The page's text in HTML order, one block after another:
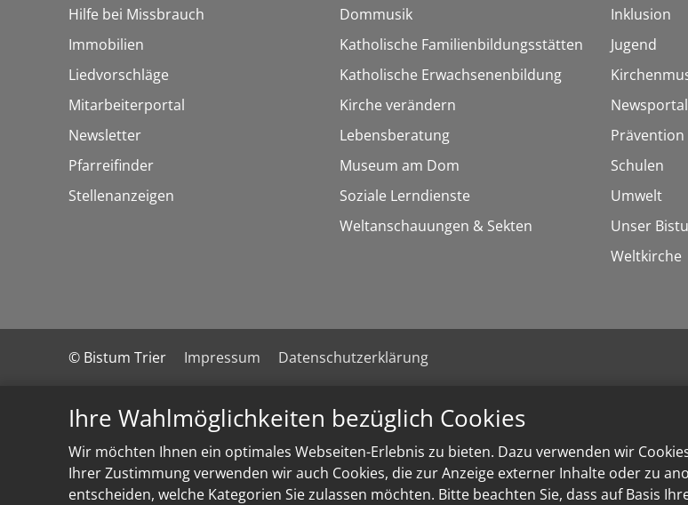
Ihre Wahlmöglichkeiten bezüglich Cookies
Wir möchten Ihnen ein optimales Webseiten-Erlebnis zu bieten. Dazu verwenden wir
Ihrer Zustimmung verwenden wir auch Cookies, die zur Anzeige externer Inhalte oder zu
entscheiden, welche Kategorien Sie zulassen möchten. Bitte beachten Sie, dass auf Basis
Hilfe bei Missbrauch
Immobilien
Liedvorschläge
Mitarbeiterportal
Newsletter
Pfarreifinder
Stellenanzeigen
Dommusik
Katholische Familienbildungsstätten
Katholische Erwachsenenbildung
Kirche verändern
Lebensberatung
Museum am Dom
Soziale Lerndienste
Weltanschauungen & Sekten
Inklusion
Jugend
Newsportal
Schulen
Umwelt
Unser
Weltkirche
© Bistum Trier Impressum Datenschutzerklärung